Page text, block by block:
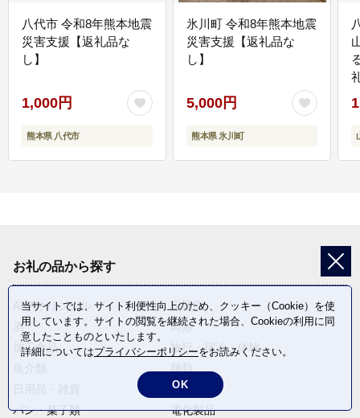
八代市 令和8年熊本地震
災害支援【返礼品な
し】
1,000円
熊本県 八代市
氷川町 令和8年熊本地震
災害支援【返礼品な
し】
5,000円
熊本県 氷川町
お礼の品から探す
ANAオリジナル
定期便
酒
肉類
加工食品
旅行・宿泊・体験
野菜
パン・菓子類
電化製品
当サイトでは、サイト利便性向上のため、クッキー（Cookie）を使
用しています。サイトの閲覧を継続された場合、Cookieの利用に同
意したことものといたします。
詳細についてはプライバシーポリシーをお読みください。
OK